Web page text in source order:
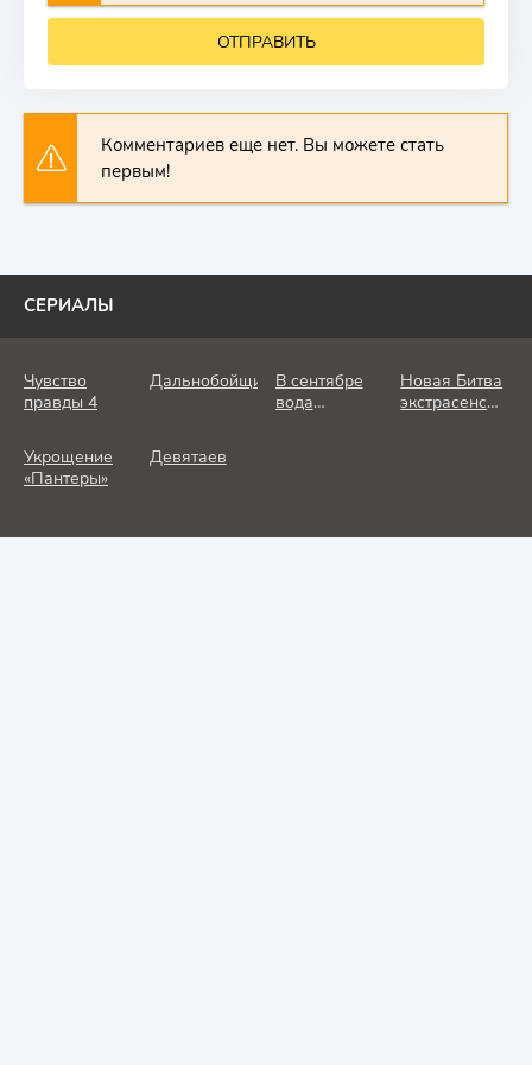
ОТПРАВИТЬ
Комментариев еще нет. Вы можете стать
первым!
СЕРИАЛЫ
Чувство
правды 4
Дальнобойщик
В сентябре
вода
Новая Битва
экстрасенсов
Укрощение
«Пантеры»
Девятаев